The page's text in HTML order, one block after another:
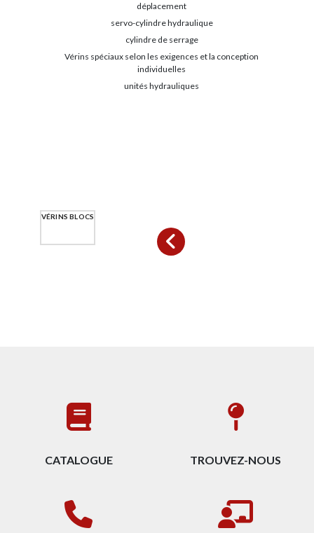
déplacement
servo-cylindre hydraulique
cylindre de serrage
Vérins spéciaux selon les exigences et la conception
individuelles
unités hydrauliques
VÉRINS BLOCS
CATALOGUE TROUVEZ-NOUS